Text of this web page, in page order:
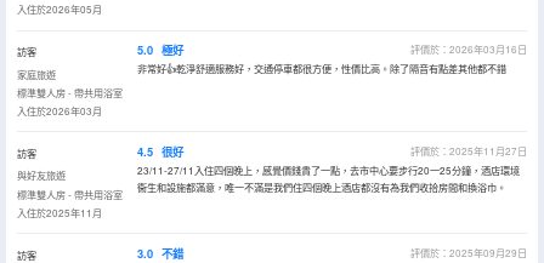
入住於2026年05月
訪客
家庭旅遊
標準雙人房 - 帶共用浴室
入住於2026年03月
5.0 極好
評價於：2026年03月16日
非常好👍乾淨舒適服務好，交通停車都很方便，性價比高。除了隔音有點差其他都不錯
訪客
與好友旅遊
標準雙人房 - 帶共用浴室
入住於2025年11月
4.5 很好
評價於：2025年11月27日
23/11-27/11入住四個晚上，感覺價錢貴了一點，去市中心要步行20一25分鐘，酒店環境
衞生和設施都滿意，唯一不滿是我們住四個晚上酒店都沒有為我們收拾房間和換浴巾。
訪客
3.0 不錯
評價於：2025年09月29日